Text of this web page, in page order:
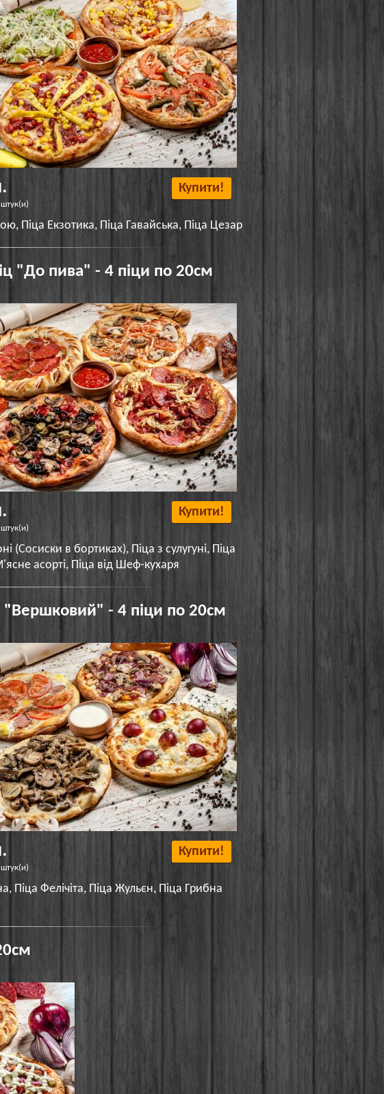
Купити!
Піца Екзотика, Піца Гавайська, Піца Цезар
"До пива" - 4 піци по 20см
Купити!
(Сосиски в бортиках), Піца з сулугуні, Піца
асорті, Піца від Шеф-кухаря
"Вершковий" - 4 піци по 20см
Купити!
Піца Фелічіта, Піца Жульєн, Піца Грибна